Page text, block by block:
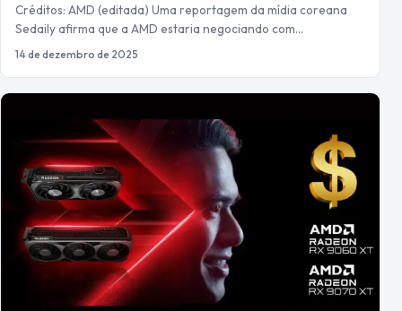
Créditos: AMD (editada) Uma reportagem da mídia coreana
Sedaily afirma que a AMD estaria negociando com…
14 de dezembro de 2025